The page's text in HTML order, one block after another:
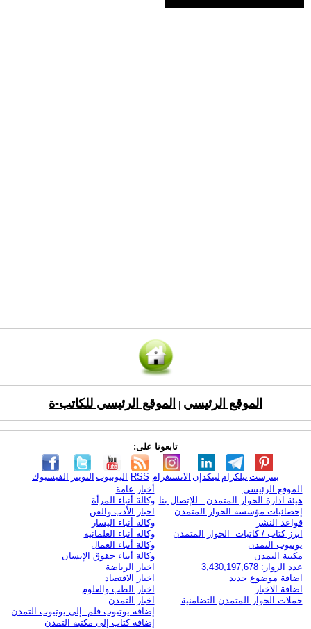
الموقع الرئيسي الموقع الرئيسي للكاتب-ة
تابعونا على:
الفيسبوك التويتر اليوتيوب RSS الانستغرام لينكدإن تيلكرامبنترست
الموقع الرئيسي
هيئة ادارة الحوار المتمدن - للإتصال بنا
إحصائيات مؤسسة الحوار المتمدن
قواعد النشر
ابرز كتاب / كاتبات الحوار المتمدن
يوتيوب التمدن
مكتبة التمدن
عدد الزوار: 3,430,197,678
اضافة موضوع جديد
اضافة الاخبار
حملات الحوار المتمدن التضامنية
أخبار عامة
وكالة أنباء المرأة
اخبار الأدب والفن
وكالة أنباء اليسار
وكالة أنباء العلمانية
وكالة أنباء العمال
وكالة أنباء حقوق الإنسان
اخبار الرياضة
اخبار الاقتصاد
اخبار الطب والعلوم
اخبار التمدن
إضافة يوتيوب-فلم إلى يوتيوب التمدن
إضافة كتاب إلى مكتبة التمدن